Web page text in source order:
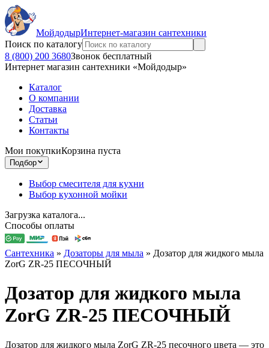
МойдодырИнтернет-магазин сантехники
Поиск по каталогу
8 (800) 200 3680Звонок бесплатный
Интернет магазин сантехники «Мойдодыр»
Каталог
О компании
Доставка
Статьи
Контакты
Мои покупкиКорзина пуста
Подбор
Выбор смесителя для кухни
Выбор кухонной мойки
Загрузка каталога...
Способы оплаты
Сантехника » Дозаторы для мыла » Дозатор для жидкого мыла
ZorG ZR-25 ПЕСОЧНЫЙ
Дозатор для жидкого мыла
ZorG ZR-25 ПЕСОЧНЫЙ
Дозатор для жидкого мыла ZorG ZR-25 песочного цвета — это